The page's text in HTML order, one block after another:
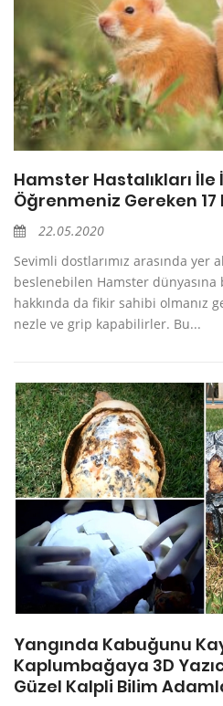
Hamster Hastalıkları
Öğrenmeniz Gereken 17
22.05.2020
Sevimli dostlarımız arasında yer
beslenebilen Hamster dünyasına
hakkında da fikir sahibi olmanız
nezle ve grip kapabilirler. Bu...
Yangında Kabuğunu
Kaplumbağaya 3D
Güzel Kalpli Bilim